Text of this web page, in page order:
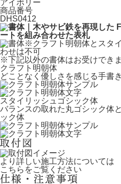
アイボリー
商品番号
DHS0412
※クラフト明朝体とスタ
わせは不可
※下記以外の書体はお受けでき
クラフト明朝体
どことなく優しさを感じる手書
スタイリッシュゴシック体
バランスの取れた丸ゴシック体
ック体
より詳しい施工方法については
こちら をご覧ください